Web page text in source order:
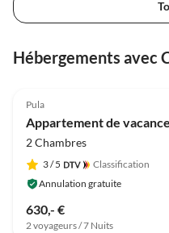
Hébergements avec
Pula
2 Chambres
3/ 5
Classification
Annulation gratuite
630,- €
2 voyageurs / 7 Nuits